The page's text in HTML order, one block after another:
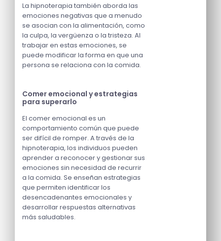
La hipnoterapia también aborda las
emociones negativas que a menudo
se asocian con la alimentación, como
la culpa, la vergüenza o la tristeza. Al
trabajar en estas emociones, se
puede modificar la forma en que una
persona se relaciona con la comida.
Comer emocional y estrategias
para superarlo
El comer emocional es un
comportamiento común que puede
ser difícil de romper. A través de la
hipnoterapia, los individuos pueden
aprender a reconocer y gestionar sus
emociones sin necesidad de recurrir
a la comida. Se enseñan estrategias
que permiten identificar los
desencadenantes emocionales y
desarrollar respuestas alternativas
más saludables.